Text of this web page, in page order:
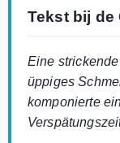
Tekst bij de
Eine
üppiges
komponierte